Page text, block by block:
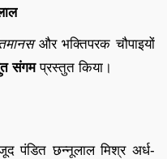
और भक्तिपरक चौपाइयों
संगमप्रस्तुत किया।
पंडित छन्नूलाल मिश्र अर्ध-